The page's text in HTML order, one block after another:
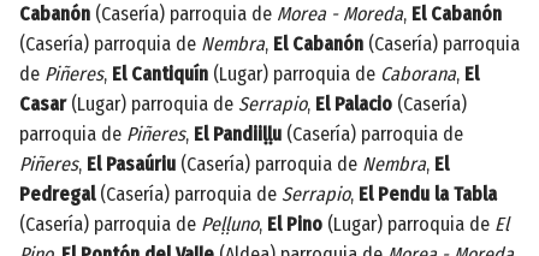
Cabanón (Casería) parroquia de Morea - Moreda, El Cabanón
(Casería) parroquia de Nembra, El Cabanón (Casería) parroquia
de Piñeres, El Cantiquín (Lugar) parroquia de Caborana, El
Casar(Lugar) parroquia de Serrapio, El Palacio (Casería)
parroquia de Piñeres, El Pandiiḷḷu (Casería) parroquia de
Piñeres, El Pasaúriu (Casería) parroquia de Nembra, El
Pedregal(Casería) parroquia de Serrapio, El Pendu la Tabla
(Casería) parroquia de Peḷḷuno, El Pino (Lugar) parroquia de El